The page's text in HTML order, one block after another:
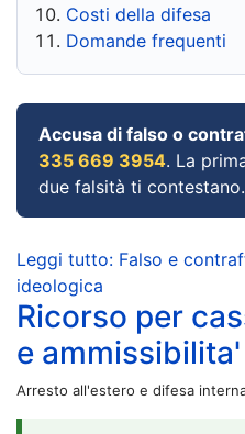
Costi della difesa
Domande frequenti
Accusa di falso o
335 669 3954. La
due falsità ti contestano.
Leggi tutto: Falso e
ideologica
Ricorso per
e ammissibilita'
Arresto all'estero e difesa